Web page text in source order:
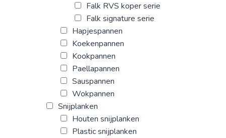
Falk RVS koper serie
Falk signature serie
Hapjespannen
Koekenpannen
Kookpannen
Paellapannen
Sauspannen
Wokpannen
Snijplanken
Houten snijplanken
Plastic snijplanken